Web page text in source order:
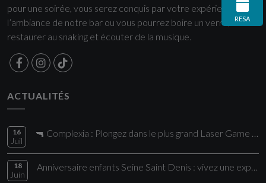
RESA
pour une soirée, vous serez conquis par votre expérience et
l’ambiance de notre bar ou vous pourrez boire un verre, vous
restaurer au snaking et écouter de la musique.
ACTUALITÉS
16
Juil
🔫 Complexia : Plongez dans le plus grand Laser Game de la région !
18
Juin
Anniversaire enfants Seine Saint Denis : vivez une expérience unique chez Comple